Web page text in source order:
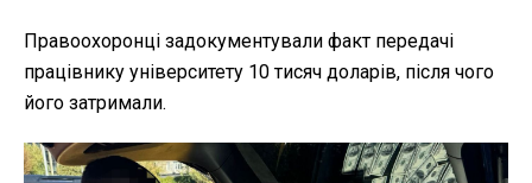
Правоохоронці задокументували факт передачі
працівнику університету 10 тисяч доларів, після чого
його затримали.